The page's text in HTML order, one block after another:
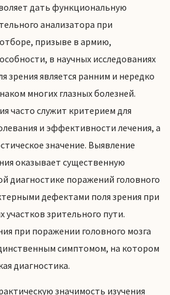
дать функциональную
анализатора при
призыве в армию,
в научных исследованиях
зрения является ранним и нередко
многих глазных болезней.
часто служит критерием для
и эффективности лечения, а
значение. Выявление
оказывает существенную
диагностике поражений головного
дефектами поля зрения при
зрительного пути.
при поражении головного мозга
симптомом, на котором
диагностика.
значимость изучения